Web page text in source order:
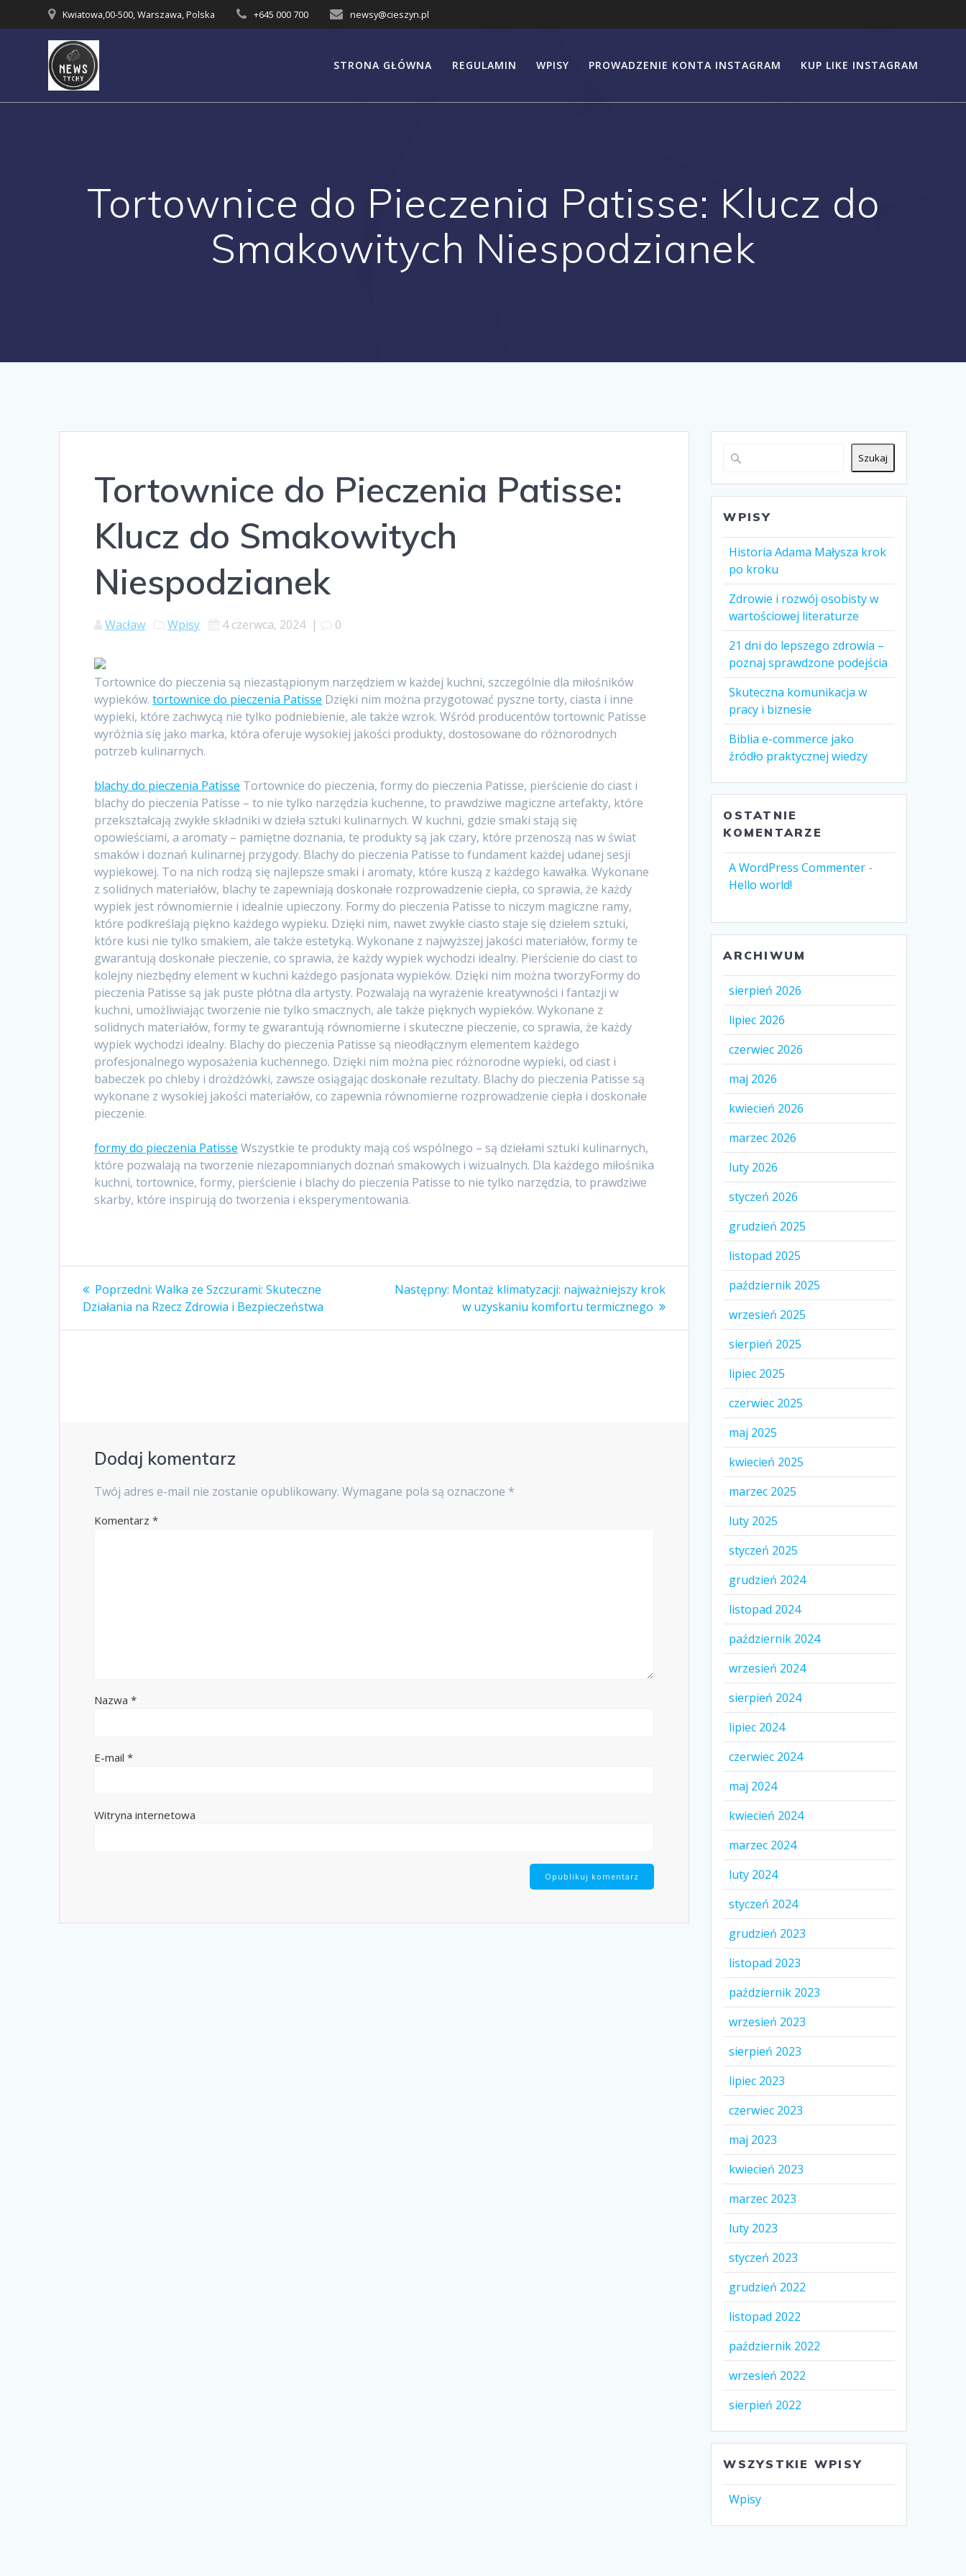
to
Kwiatowa,00-500, Warszawa, Polska +645 000 700 newsy@cieszyn.pl
STRONA GŁÓWNA REGULAMIN WPISY PROWADZENIE KONTA INSTAGRAM KUP LIKE INSTAGRAM
Tortownice do Pieczenia Patisse: Klucz do
Smakowitych Niespodzianek
Tortownice do Pieczenia Patisse:
Klucz do Smakowitych
Niespodzianek
Wacław Wpisy 4 czerwca, 2024| 0
Tortownice do pieczenia są niezastąpionym narzędziem w każdej kuchni, szczególnie dla miłośników
wypieków.tortownice do pieczenia Patisse Dzięki nim można przygotować pyszne torty, ciasta i inne
wypieki, które zachwycą nie tylko podniebienie, ale także wzrok. Wśród producentów tortownic Patisse
wyróżnia się jako marka, która oferuje wysokiej jakości produkty, dostosowane do różnorodnych
potrzeb kulinarnych.
blachy do pieczenia Patisse Tortownice do pieczenia, formy do pieczenia Patisse, pierścienie do ciast i
blachy do pieczenia Patisse – to nie tylko narzędzia kuchenne, to prawdziwe magiczne artefakty, które
przekształcają zwykłe składniki w dzieła sztuki kulinarnych. W kuchni, gdzie smaki stają się
opowieściami, a aromaty – pamiętne doznania, te produkty są jak czary, które przenoszą nas w świat
smaków i doznań kulinarnej przygody. Blachy do pieczenia Patisse to fundament każdej udanej sesji
wypiekowej. To na nich rodzą się najlepsze smaki i aromaty, które kuszą z każdego kawałka. Wykonane
z solidnych materiałów, blachy te zapewniają doskonałe rozprowadzenie ciepła, co sprawia, że każdy
wypiek jest równomiernie i idealnie upieczony. Formy do pieczenia Patisse to niczym magiczne ramy,
które podkreślają piękno każdego wypieku. Dzięki nim, nawet zwykłe ciasto staje się dziełem sztuki,
które kusi nie tylko smakiem, ale także estetyką. Wykonane z najwyższej jakości materiałów, formy te
gwarantują doskonałe pieczenie, co sprawia, że każdy wypiek wychodzi idealny. Pierścienie do ciast to
kolejny niezbędny element w kuchni każdego pasjonata wypieków. Dzięki nim można tworzyFormy do
pieczenia Patisse są jak puste płótna dla artysty. Pozwalają na wyrażenie kreatywności i fantazji w
kuchni, umożliwiając tworzenie nie tylko smacznych, ale także pięknych wypieków. Wykonane z
solidnych materiałów, formy te gwarantują równomierne i skuteczne pieczenie, co sprawia, że każdy
wypiek wychodzi idealny. Blachy do pieczenia Patisse są nieodłącznym elementem każdego
profesjonalnego wyposażenia kuchennego. Dzięki nim można piec różnorodne wypieki, od ciast i
babeczek po chleby i drożdżówki, zawsze osiągając doskonałe rezultaty. Blachy do pieczenia Patisse są
wykonane z wysokiej jakości materiałów, co zapewnia równomierne rozprowadzenie ciepła i doskonałe
pieczenie.
formy do pieczenia Patisse Wszystkie te produkty mają coś wspólnego – są dziełami sztuki kulinarnych,
które pozwalają na tworzenie niezapomnianych doznań smakowych i wizualnych. Dla każdego miłośnika
kuchni, tortownice, formy, pierścienie i blachy do pieczenia Patisse to nie tylko narzędzia, to prawdziwe
skarby, które inspirują do tworzenia i eksperymentowania.
Nawigacja
wpisu
Poprzedni: Poprzedni
wpis:
Walka ze Szczurami: Skuteczne
Działania na Rzecz Zdrowia i Bezpieczeństwa
Następny: Następny
wpis:
Montaż klimatyzacji: najważniejszy krok
w uzyskaniu komfortu termicznego
Dodaj komentarz
Twój adres e-mail nie zostanie opublikowany. Wymagane pola są oznaczone *
Komentarz*
Nazwa*
E-mail*
Witryna internetowa
Szukaj
WPISY
Historia Adama Małysza krok
po kroku
Zdrowie i rozwój osobisty w
wartościowej literaturze
21 dni do lepszego zdrowia –
poznaj sprawdzone podejścia
Skuteczna komunikacja w
pracy i biznesie
Biblia e-commerce jako
źródło praktycznej wiedzy
OSTATNIE
KOMENTARZE
A WordPress Commenter -
Hello world!
ARCHIWUM
sierpień 2026
lipiec 2026
czerwiec 2026
maj 2026
kwiecień 2026
marzec 2026
luty 2026
styczeń 2026
grudzień 2025
listopad 2025
październik 2025
wrzesień 2025
sierpień 2025
lipiec 2025
czerwiec 2025
maj 2025
kwiecień 2025
marzec 2025
luty 2025
styczeń 2025
grudzień 2024
listopad 2024
październik 2024
wrzesień 2024
sierpień 2024
lipiec 2024
czerwiec 2024
maj 2024
kwiecień 2024
marzec 2024
luty 2024
styczeń 2024
grudzień 2023
listopad 2023
październik 2023
wrzesień 2023
sierpień 2023
lipiec 2023
czerwiec 2023
maj 2023
kwiecień 2023
marzec 2023
luty 2023
styczeń 2023
grudzień 2022
listopad 2022
październik 2022
wrzesień 2022
sierpień 2022
WSZYSTKIE WPISY
Wpisy